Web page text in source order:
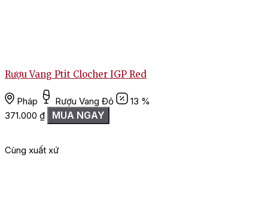
Rượu Vang Ptit Clocher IGP Red
Pháp Rượu Vang Đỏ
13 %
371.000 ₫ MUA NGAY
Cùng xuất xứ